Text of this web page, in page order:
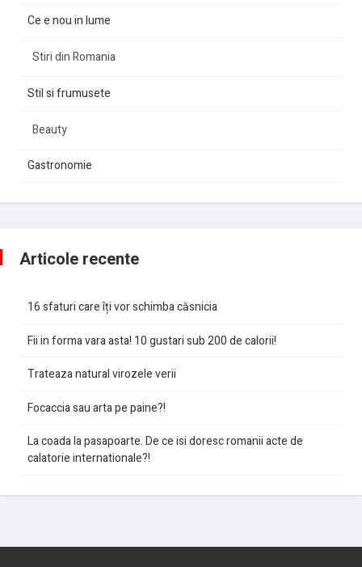
Ce e nou in lume
Stiri din Romania
Stil si frumusete
Beauty
Gastronomie
Articole recente
16 sfaturi care îți vor schimba căsnicia
Fii in forma vara asta! 10 gustari sub 200 de calorii!
Trateaza natural virozele verii
Focaccia sau arta pe paine?!
La coada la pasapoarte. De ce isi doresc romanii acte de
calatorie internationale?!